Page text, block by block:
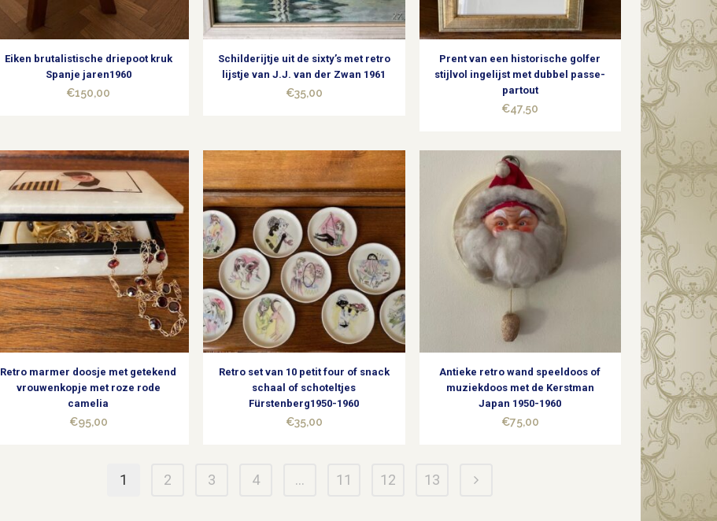
Eiken brutalistische driepoot kruk
Spanje jaren1960
€150,00
Schilderijtje uit de sixty’s met retro
lijstje van J.J. van der Zwan 1961
€35,00
Prent van een historische golfer
stijlvol ingelijst met dubbel passe-
partout
€47,50
Retro marmer doosje met getekend
vrouwenkopje met roze rode
camelia
€95,00
Retro set van 10 petit four of snack
schaal of schoteltjes
Fürstenberg1950-1960
€35,00
Antieke retro wand speeldoos of
muziekdoos met de Kerstman
Japan 1950-1960
€75,00
1 2 3 4 … 11 12 13